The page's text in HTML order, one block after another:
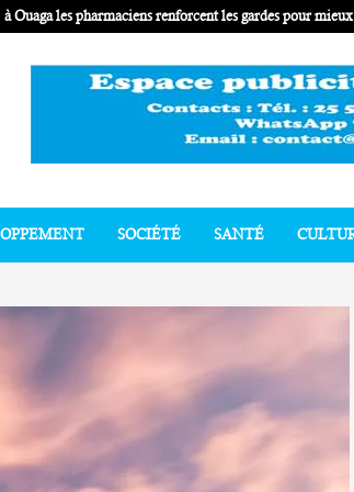
à Ouaga les pharmaciens renforcent les gardes pour
SOCIÉTÉ SANTÉ